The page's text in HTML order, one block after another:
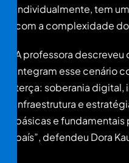
individualmente, tem
com a complexidade
A professora
integram esse cenário
terça: soberania digital,
infraestrutura e
básicas e
país”, defendeu Dora